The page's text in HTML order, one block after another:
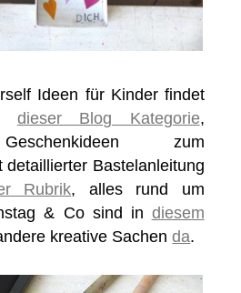
Ideen für Kinder findet
dieser Blog Kategorie,
zum
detaillierter Bastelanleitung
Rubrik, alles rund um
& Co sind in diesem
kreative Sachenda.